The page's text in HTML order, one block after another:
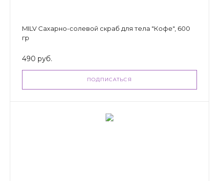
MILV Сахарно-солевой скраб для тела "Кофе", 600
гр
490 руб.
ПОДПИСАТЬСЯ